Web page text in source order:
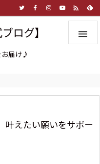


ログ】
お届け♪
叶えたい願いをサポー